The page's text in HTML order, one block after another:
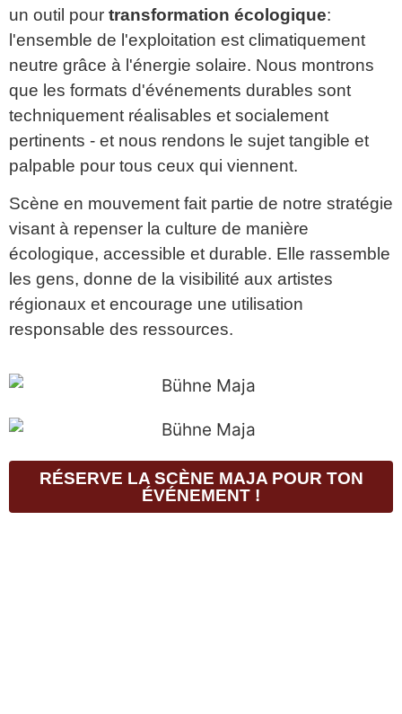
un outil pour transformation écologique:
l'ensemble de l'exploitation est climatiquement
neutre grâce à l'énergie solaire. Nous montrons
que les formats d'événements durables sont
techniquement réalisables et socialement
pertinents - et nous rendons le sujet tangible et
palpable pour tous ceux qui viennent.
Scène en mouvement fait partie de notre stratégie
visant à repenser la culture de manière
écologique, accessible et durable. Elle rassemble
les gens, donne de la visibilité aux artistes
régionaux et encourage une utilisation
responsable des ressources.
RÉSERVE LA SCÈNE MAJA POUR TON
ÉVÉNEMENT !